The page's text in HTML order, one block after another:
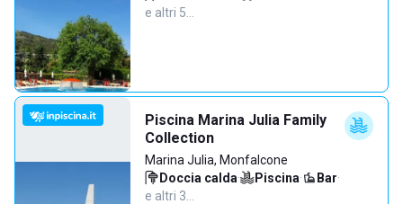
e altri 5…
Piscina Marina Julia Family
Collection
Marina Julia, Monfalcone
Doccia calda· Piscina· Bar·
e altri 3…